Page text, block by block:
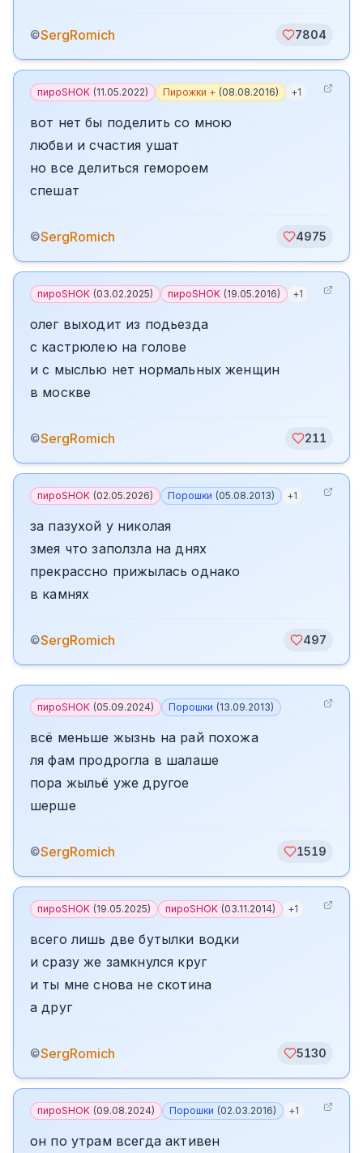
©SergRomich 7804
пироSHOK (11.05.2022) Пирожки + (08.08.2016) +1
вот нет бы поделить со мною
любви и счастия ушат
но все делиться гемороем
спешат
©SergRomich 4975
пироSHOK (03.02.2025) пироSHOK (19.05.2016) +1
олег выходит из подьезда
с кастрюлею на голове
и с мыслью нет нормальных женщин
в москве
©SergRomich 211
пироSHOK (02.05.2026) Порошки (05.08.2013) +1
за пазухой у николая
змея что заползла на днях
прекрассно прижылась однако
в камнях
©SergRomich 497
пироSHOK (05.09.2024) Порошки (13.09.2013)
всё меньше жызнь на рай похожа
ля фам продрогла в шалаше
пора жыльё уже другое
шерше
©SergRomich 1519
пироSHOK (19.05.2025) пироSHOK (03.11.2014) +1
всего лишь две бутылки водки
и сразу же замкнулся круг
и ты мне снова не скотина
а друг
©SergRomich 5130
пироSHOK (09.08.2024) Порошки (02.03.2016) +1
он по утрам всегда активен